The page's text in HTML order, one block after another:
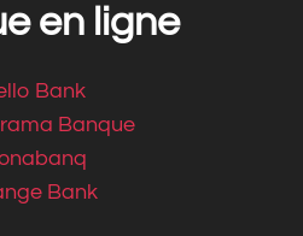
en ligne
Bank
Banque
Bank